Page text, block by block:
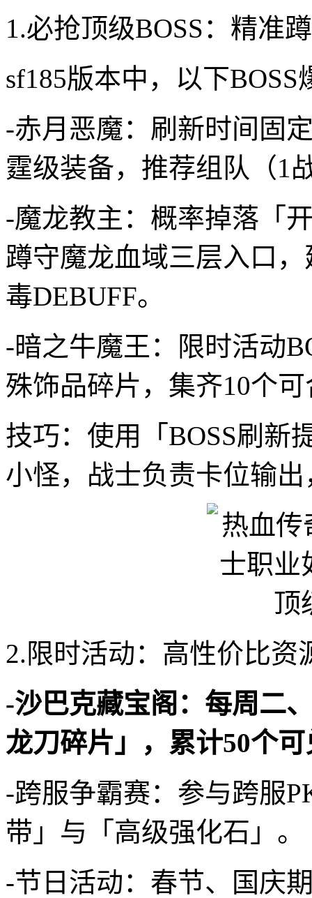
1.必抢顶级BOSS：精准
sf185版本中，以下BOSS
-赤月恶魔：刷新时间固
霆级装备，推荐组队（1
-魔龙教主：概率掉落「
蹲守魔龙血域三层入口
毒DEBUFF。
-暗之牛魔王：限时活动
殊饰品碎片，集齐10个
技巧：使用「BOSS刷新
小怪，战士负责卡位输
2.限时活动：高性价比资
-沙巴克藏宝阁：每周二
龙刀碎片」，累计50个
-跨服争霸赛：参与跨服
带」与「高级强化石」。
-节日活动：春节、国庆